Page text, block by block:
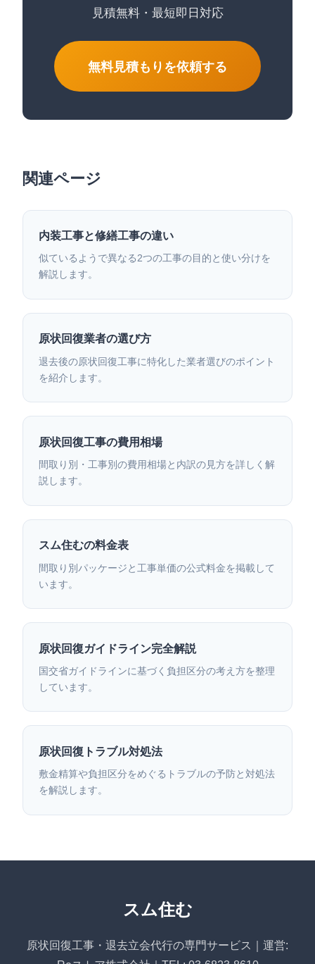
見積無料・最短即日対応
無料見積もりを依頼する
関連ページ
内装工事と修繕工事の違い
似ているようで異なる2つの工事の目的と使い分けを
解説します。
原状回復業者の選び方
退去後の原状回復工事に特化した業者選びのポイント
を紹介します。
原状回復工事の費用相場
間取り別・工事別の費用相場と内訳の見方を詳しく解
説します。
スム住むの料金表
間取り別パッケージと工事単価の公式料金を掲載して
います。
原状回復ガイドライン完全解説
国交省ガイドラインに基づく負担区分の考え方を整理
しています。
原状回復トラブル対処法
敷金精算や負担区分をめぐるトラブルの予防と対処法
を解説します。
スム住む
原状回復工事・退去立会代行の専門サービス｜運営: